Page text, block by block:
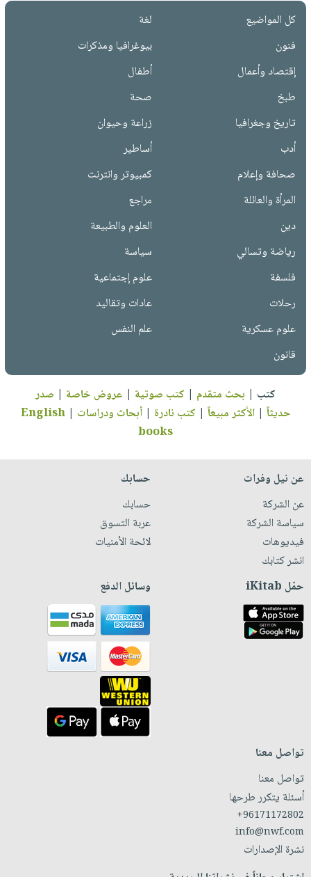
كل المواضيع
لغة
فنون
بيوغرافيا ومذكرات
إقتصاد وأعمال
أطفال
طبخ
صحة
تاريخ وجغرافيا
زراعة وحيوان
أدب
أساطير
صحافة وإعلام
كمبيوتر وانترنت
المرأة والعائلة
مراجع
دين
العلوم والطبيعة
رياضة وتسالي
سياسة
فلسفة
علوم إجتماعية
رحلات
عادات وتقاليد
علوم عسكرية
علم النفس
قانون
كتب | بحث متقدم | كتب صوتية | عروض خاصة | صدر
حديثاً |الأكثر مبيعاً | كتب نادرة |أبحاث ودراسات |
English
books
عن نيل وفرات
عن الشركة
سياسة الشركة
فيديوهات
انشر كتابك
حسابك
حسابك
عربة التسوق
لائحة الأمنيات
حمّل iKitab وسائل الدفع
تواصل معنا
تواصل معنا
أسئلة يتكرر طرحها
+96171172802
info@nwf.com
نشرة الإصدارات